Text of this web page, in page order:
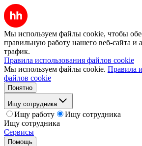
Мы используем файлы cookie, чтобы
правильную работу нашего веб-сайта и
трафик.
Правила использования файлов cookie
Мы используем файлы cookie. Правила
файлов cookie
Понятно
Ищу сотрудника
Ищу работу
Ищу сотрудника
Ищу сотрудника
Сервисы
Помощь